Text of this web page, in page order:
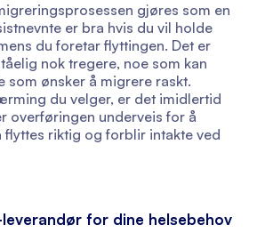
gjøres som en
er bra hvis du vil holde
du foretar flyttingen. Det er
nok tregere, noe som kan
ønsker å migrere raskt.
du velger, er det imidlertid
overføringen underveis for å
flyttes riktig og forblir intakte ved
for dine helsebehov